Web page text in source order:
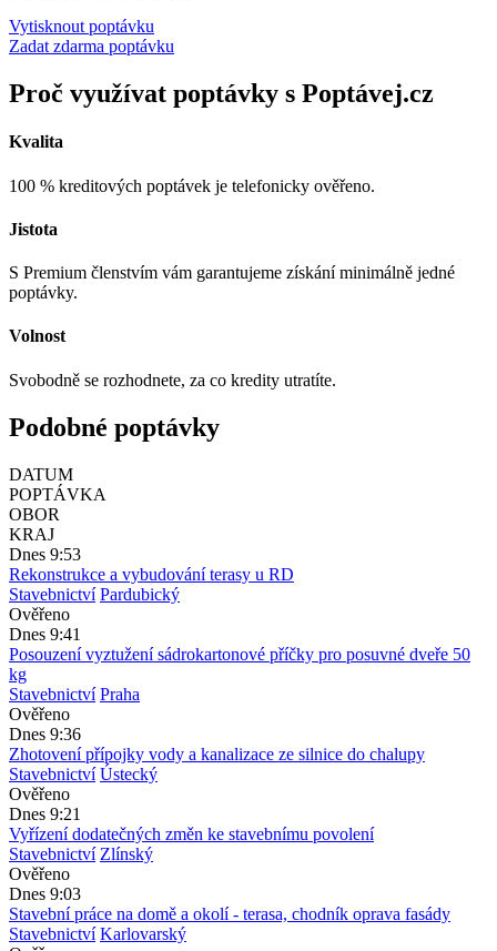
Vytisknout poptávku
Zadat zdarma poptávku
Proč využívat poptávky s Poptávej.cz
Kvalita
100 % kreditových poptávek je telefonicky ověřeno.
Jistota
S Premium členstvím vám garantujeme získání minimálně jedné
poptávky.
Volnost
Svobodně se rozhodnete, za co kredity utratíte.
Podobné poptávky
DATUM
POPTÁVKA
OBOR
KRAJ
Dnes 9:53
Rekonstrukce a vybudování terasy u RD
Stavebnictví Pardubický
Ověřeno
Dnes 9:41
Posouzení vyztužení sádrokartonové příčky pro posuvné dveře 50
kg
Stavebnictví Praha
Ověřeno
Dnes 9:36
Zhotovení přípojky vody a kanalizace ze silnice do chalupy
Stavebnictví Ústecký
Ověřeno
Dnes 9:21
Vyřízení dodatečných změn ke stavebnímu povolení
Stavebnictví Zlínský
Ověřeno
Dnes 9:03
Stavební práce na domě a okolí - terasa, chodník oprava fasády
Stavebnictví Karlovarský